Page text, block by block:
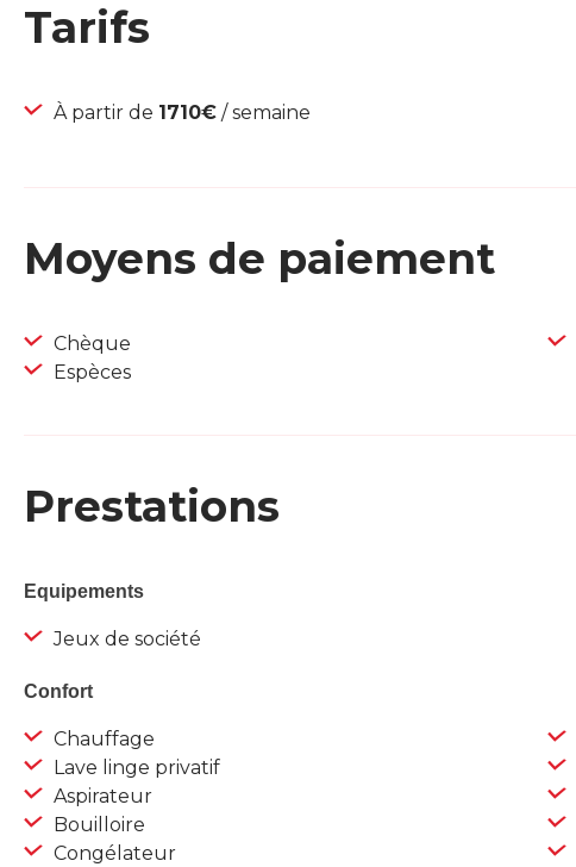
Tarifs
À partir de 1710€ / semaine
Moyens de paiement
Chèque
Espèces
Prestations
Equipements
Jeux de société
Confort
Chauffage
Lave linge privatif
Aspirateur
Bouilloire
Congélateur